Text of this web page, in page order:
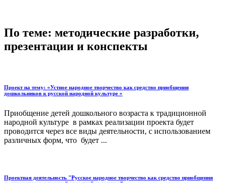
По теме: методические разработки,
презентации и конспекты
Проект на тему: «Устное народное творчество как средство приобщения
дошкольников к русской народной культуре »
Приобщение детей дошкольного возраста к традиционной
народной культуре в рамках реализации проекта будет
проводится через все виды деятельности, с использованием
различных форм, что будет ...
Проектная деятельность "Русское народное творчество как средство приобщения